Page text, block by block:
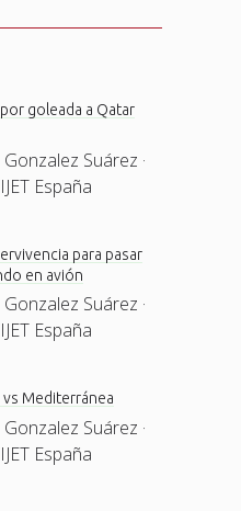
goleada a Qatar
Suárez ·
España
para pasar
en avión
Suárez ·
España
Mediterránea
Suárez ·
España